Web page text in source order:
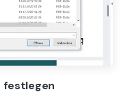
festlegen